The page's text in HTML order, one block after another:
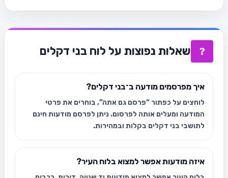
❓ שאלות נפוצות על לוח בני דקלים
איך מפרסמים מודעה ב־בני דקלים?
לוחצים על כפתור “פרסם גם אתה”, בוחרים את פרטי
המודעה ומעלים אותה לפרסום. ניתן לפרסם מודעות חינם
לתושבי בני דקלים בקלות ובמהירות.
איזה מודעות אפשר למצוא בלוח העיר?